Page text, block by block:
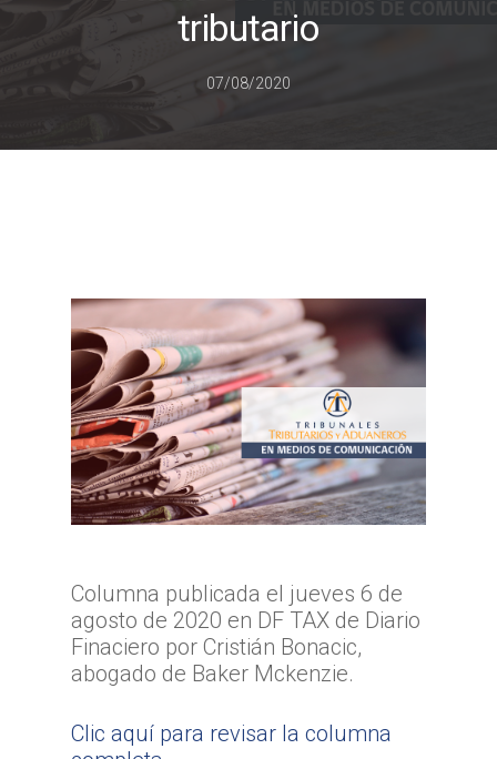
tributario
07/08/2020
Columna publicada el jueves 6 de
agosto de 2020 en DF TAX de Diario
Finaciero por Cristián Bonacic,
abogado de Baker Mckenzie.
Clic aquí para revisar la columna